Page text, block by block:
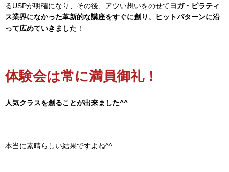
るUSPが明確になり、その後、アツい想いをのせてヨガ・ピラティ
ス業界になかった革新的な講座をすぐに創り、ヒットパターンに沿
って広めていきました ！
体験会は常に満員御礼！
人気クラスを創ることが出来ました^^
本当に素晴らしい結果ですよね^^